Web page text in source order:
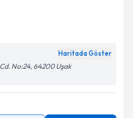
Haritada Göster
No:24, 64200 Uşak